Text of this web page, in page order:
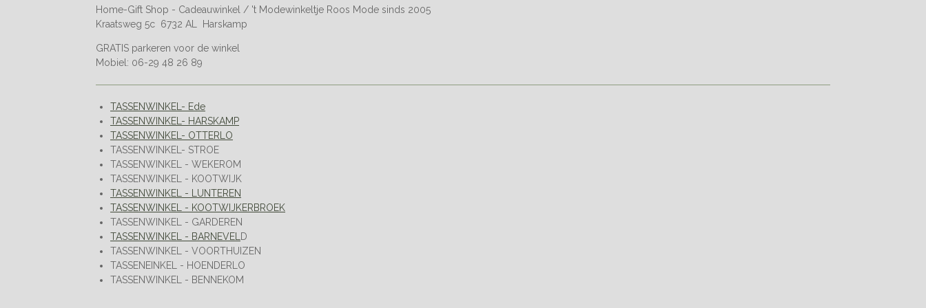
Home-Gift Shop - Cadeauwinkel / 't Modewinkeltje Roos Mode sinds 2005
Kraatsweg 5c 6732 AL Harskamp
GRATIS parkeren voor de winkel
Mobiel: 06-29 48 26 89
TASSENWINKEL- Ede
TASSENWINKEL- HARSKAMP
TASSENWINKEL- OTTERLO
TASSENWINKEL- STROE
TASSENWINKEL - WEKEROM
TASSENWINKEL - KOOTWIJK
TASSENWINKEL - LUNTEREN
TASSENWINKEL - KOOTWIJKERBROEK
TASSENWINKEL - GARDEREN
TASSENWINKEL - BARNEVEL D
TASSENWINKEL - VOORTHUIZEN
TASSENEINKEL - HOENDERLO
TASSENWINKEL - BENNEKOM